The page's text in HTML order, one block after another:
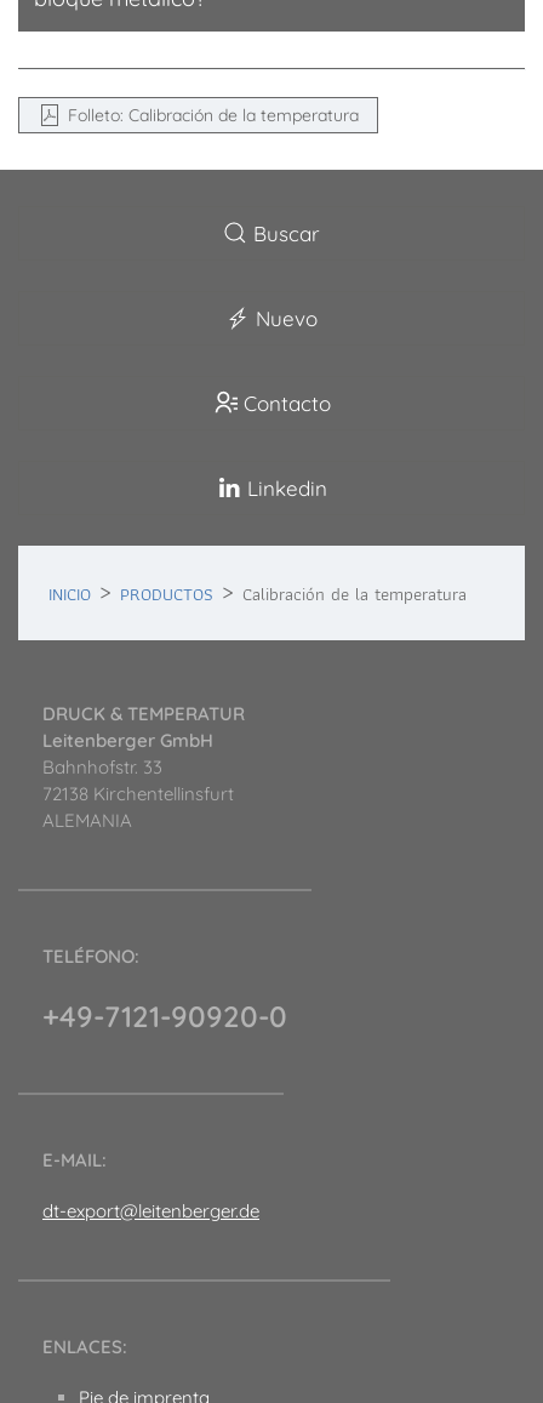
Folleto: Calibración de la temperatura
Buscar
Nuevo
Contacto
Linkedin
INICIO PRODUCTOS Calibración de la temperatura
DRUCK & TEMPERATUR
Leitenberger GmbH
Bahnhofstr. 33
72138 Kirchentellinsfurt
ALEMANIA
TELÉFONO:
+49-7121-90920-0
E-MAIL:
dt-export@leitenberger.de
ENLACES:
Pie de imprenta